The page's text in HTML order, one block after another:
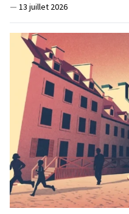
— 13 juillet 2026